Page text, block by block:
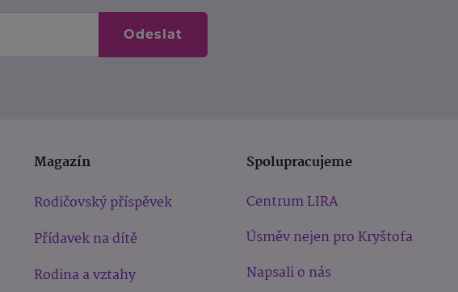
Odeslat
Magazín
Rodičovský příspěvek
Přídavek na dítě
Rodina a vztahy
Spolupracujeme
Centrum LIRA
Úsměv nejen pro Kryštofa
Napsali o nás